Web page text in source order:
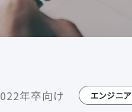
年卒向け エンジニア